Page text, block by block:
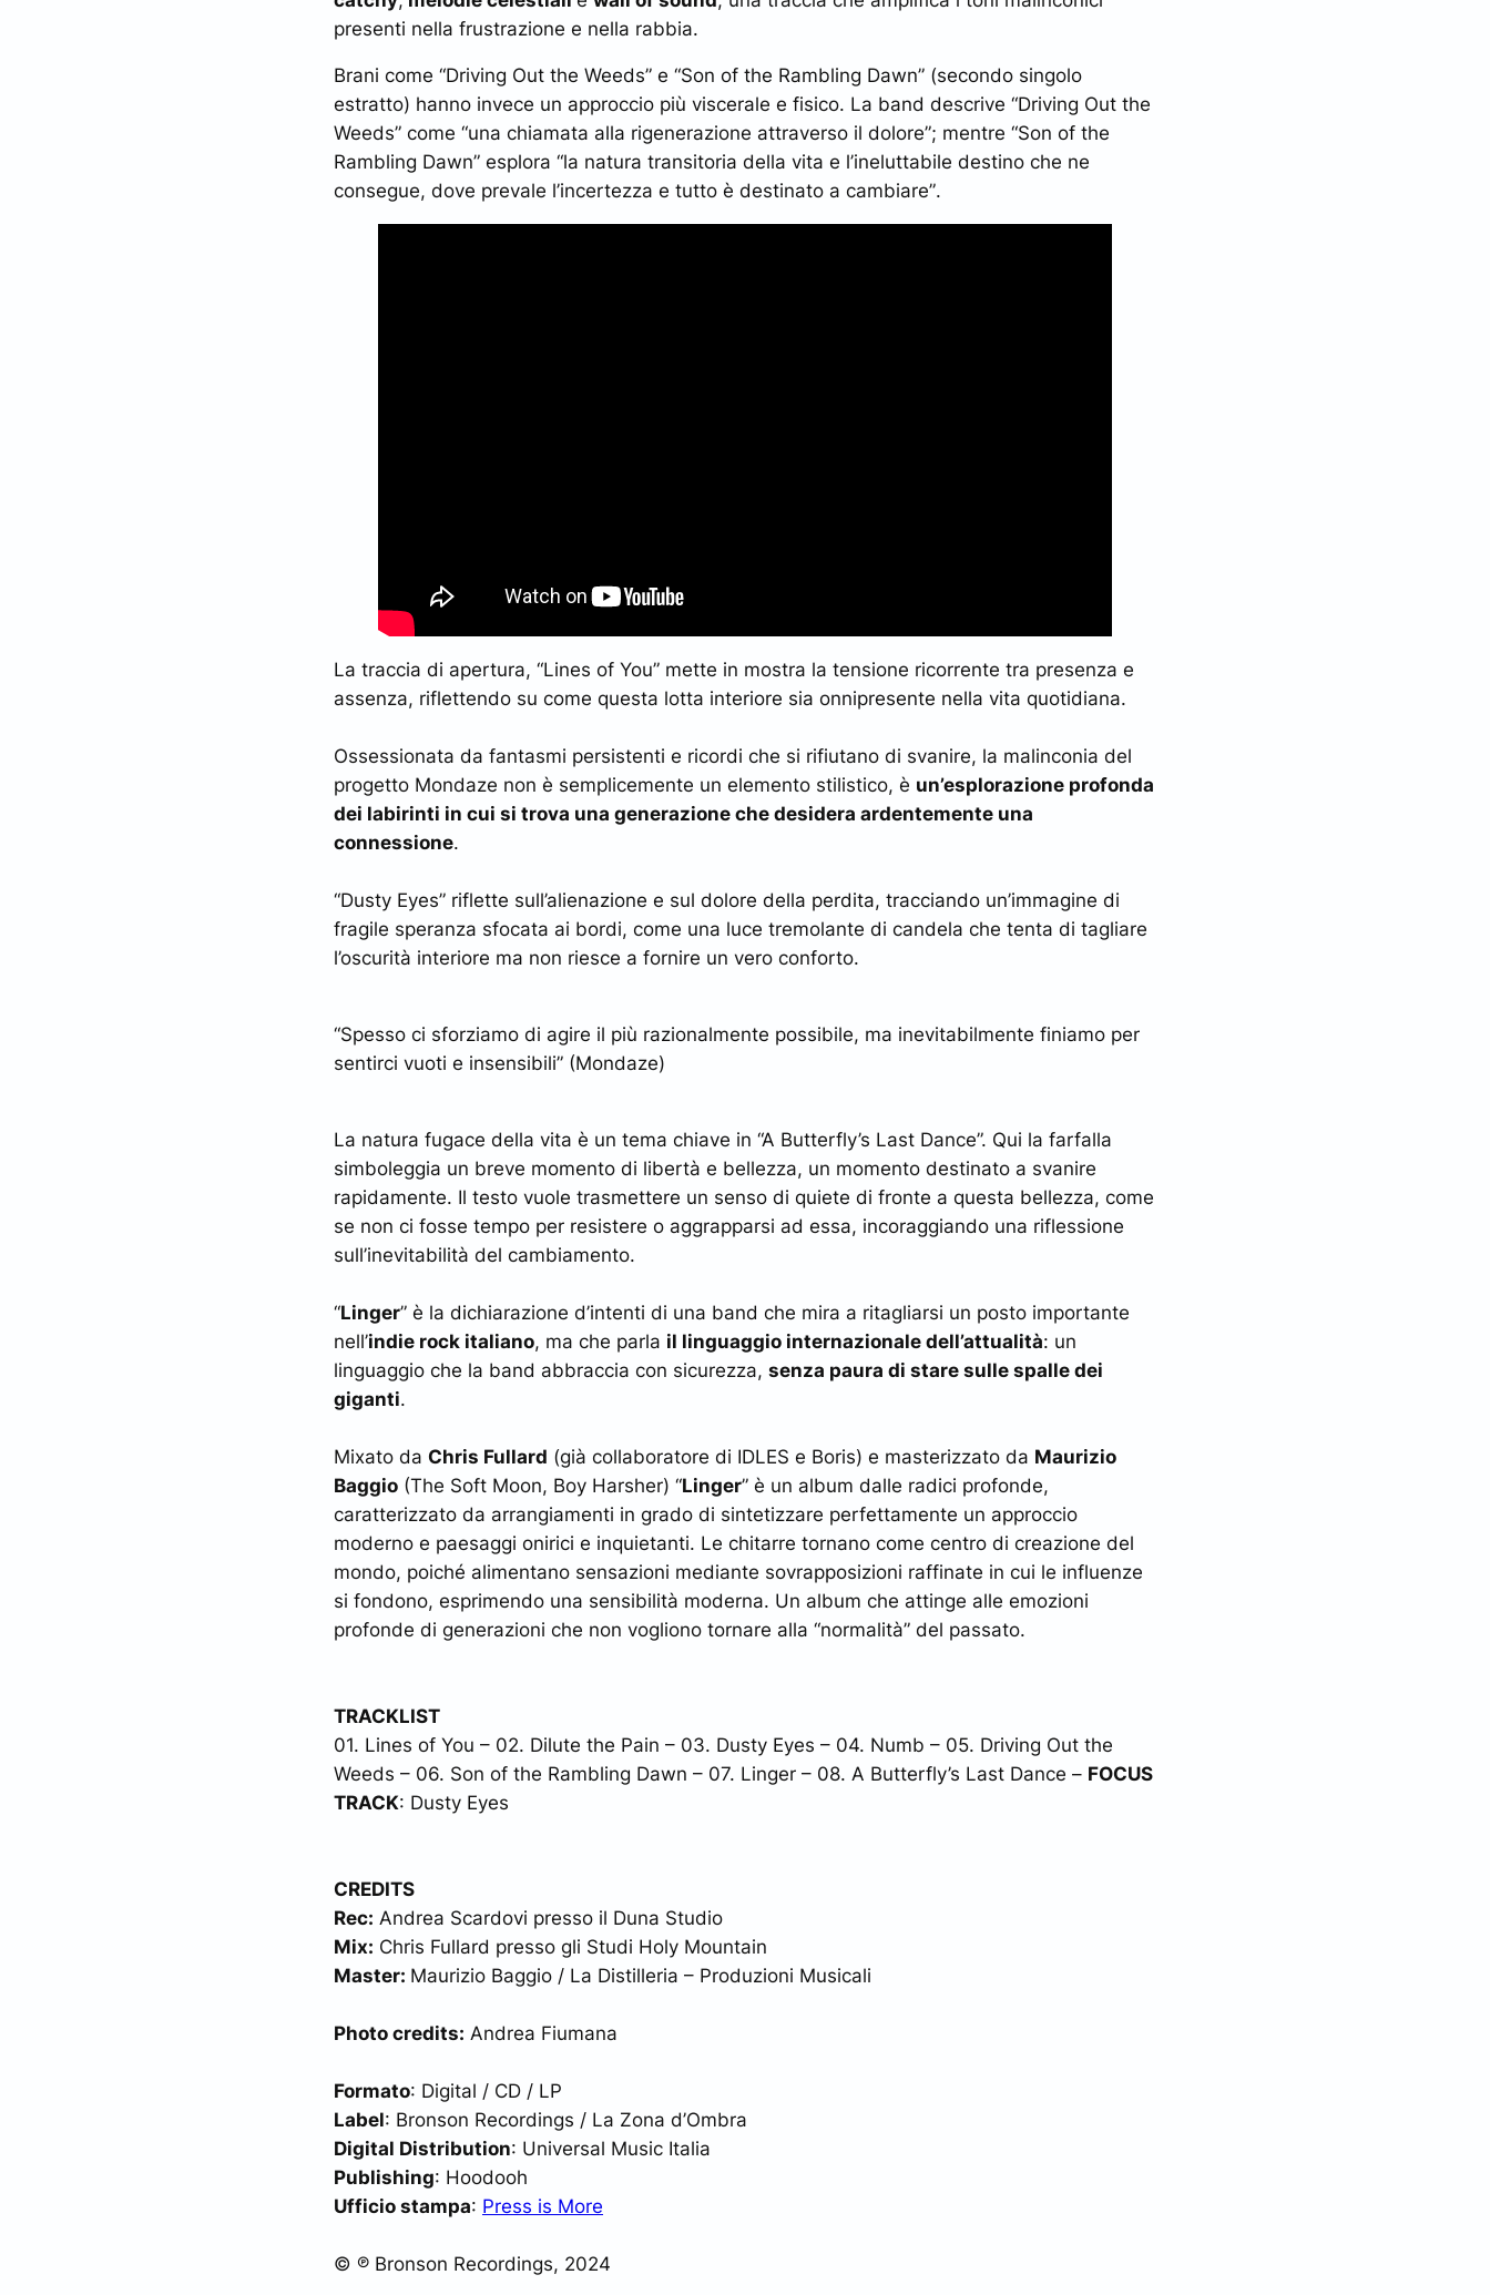
presenti nella frustrazione e nella rabbia.
Brani come “Driving Out the Weeds” e “Son of the Rambling Dawn” (secondo singolo
estratto) hanno invece un approccio più viscerale e fisico. La band descrive “Driving Out the
Weeds” come “una chiamata alla rigenerazione attraverso il dolore”; mentre “Son of the
Rambling Dawn” esplora “la natura transitoria della vita e l’ineluttabile destino che ne
consegue, dove prevale l’incertezza e tutto è destinato a cambiare”.
La traccia di apertura, “Lines of You” mette in mostra la tensione ricorrente tra presenza e
assenza, riflettendo su come questa lotta interiore sia onnipresente nella vita quotidiana.
Ossessionata da fantasmi persistenti e ricordi che si rifiutano di svanire, la malinconia del
progetto Mondaze non è semplicemente un elemento stilistico, è un’esplorazione profonda
dei labirinti in cui si trova una generazione che desidera ardentemente una
connessione.
“Dusty Eyes” riflette sull’alienazione e sul dolore della perdita, tracciando un’immagine di
fragile speranza sfocata ai bordi, come una luce tremolante di candela che tenta di tagliare
l’oscurità interiore ma non riesce a fornire un vero conforto.
“Spesso ci sforziamo di agire il più razionalmente possibile, ma inevitabilmente finiamo per
sentirci vuoti e insensibili” (Mondaze)
La natura fugace della vita è un tema chiave in “A Butterfly’s Last Dance”. Qui la farfalla
simboleggia un breve momento di libertà e bellezza, un momento destinato a svanire
rapidamente. Il testo vuole trasmettere un senso di quiete di fronte a questa bellezza, come
se non ci fosse tempo per resistere o aggrapparsi ad essa, incoraggiando una riflessione
sull’inevitabilità del cambiamento.
“Linger” è la dichiarazione d’intenti di una band che mira a ritagliarsi un posto importante
nell’indie rock italiano, ma che parla il linguaggio internazionale dell’attualità: un
linguaggio che la band abbraccia con sicurezza, senza paura di stare sulle spalle dei
giganti.
Mixato da Chris Fullard (già collaboratore di IDLES e Boris) e masterizzato da Maurizio
Baggio (The Soft Moon, Boy Harsher) “Linger” è un album dalle radici profonde,
caratterizzato da arrangiamenti in grado di sintetizzare perfettamente un approccio
moderno e paesaggi onirici e inquietanti. Le chitarre tornano come centro di creazione del
mondo, poiché alimentano sensazioni mediante sovrapposizioni raffinate in cui le influenze
si fondono, esprimendo una sensibilità moderna. Un album che attinge alle emozioni
profonde di generazioni che non vogliono tornare alla “normalità” del passato.
TRACKLIST
01. Lines of You – 02. Dilute the Pain – 03. Dusty Eyes – 04. Numb – 05. Driving Out the
Weeds – 06. Son of the Rambling Dawn – 07. Linger – 08. A Butterfly’s Last Dance – FOCUS
TRACK: Dusty Eyes
CREDITS
Rec: Andrea Scardovi presso il Duna Studio
Mix: Chris Fullard presso gli Studi Holy Mountain
Master: Maurizio Baggio / La Distilleria – Produzioni Musicali
Photo credits: Andrea Fiumana
Formato: Digital / CD / LP
Label: Bronson Recordings / La Zona d’Ombra
Digital Distribution: Universal Music Italia
Publishing: Hoodooh
Ufficio stampa: Press is More
© ℗ Bronson Recordings, 2024